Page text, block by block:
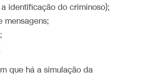
identificação do criminoso);
mensagens;
que há a simulação da